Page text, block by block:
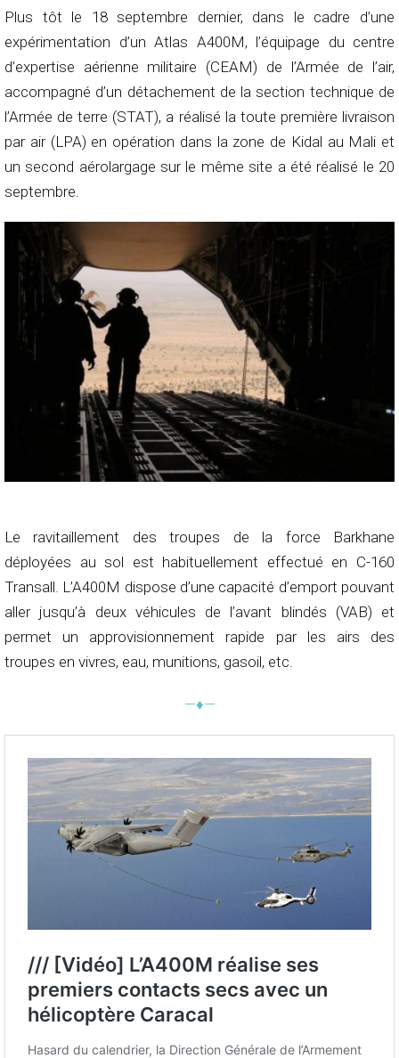
Plus tôt le 18 septembre dernier, dans le cadre d’une
expérimentation d’un Atlas A400M, l’équipage du centre
d’expertise aérienne militaire (CEAM) de l’Armée de l’air,
accompagné d’un détachement de la section technique de
l’Armée de terre (STAT), a réalisé la toute première livraison
par air (LPA) en opération dans la zone de Kidal au Mali et
un second aérolargage sur le même site a été réalisé le 20
septembre.
Le ravitaillement des troupes de la force Barkhane
déployées au sol est habituellement effectué en C-160
Transall. L’A400M dispose d’une capacité d’emport pouvant
aller jusqu’à deux véhicules de l’avant blindés (VAB) et
permet un approvisionnement rapide par les airs des
troupes en vivres, eau, munitions, gasoil, etc.
—♦—